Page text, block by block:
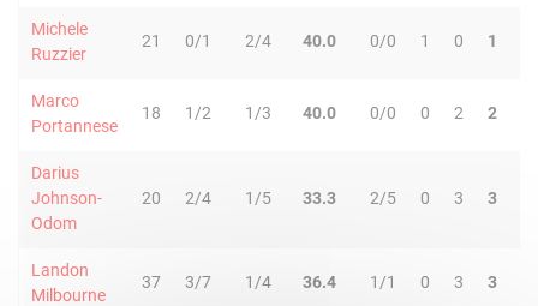
Michele
Ruzzier
21 0/1 2/4 40.0 0/0 1 0 1
Marco
Portannese
18 1/2 1/3 40.0 0/0 0 2 2
Darius
Johnson-
Odom
20 2/4 1/5 33.3 2/5 0 3 3
Landon
Milbourne
37 3/7 1/4 36.4 1/1 0 3 3